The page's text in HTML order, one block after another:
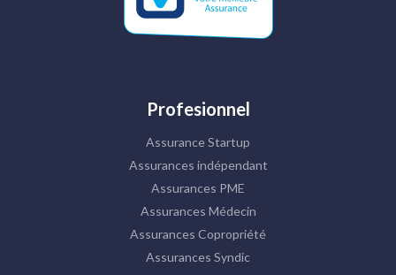
Profesionnel
Assurance Startup
Assurances indépendant
Assurances PME
Assurances Médecin
Assurances Copropriété
Assurances Syndic